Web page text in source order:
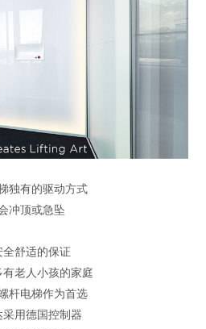
独有的驱动方式
冲顶或急坠
全舒适的保证
有老人小孩的家庭
杆电梯作为首选
采用德国控制器